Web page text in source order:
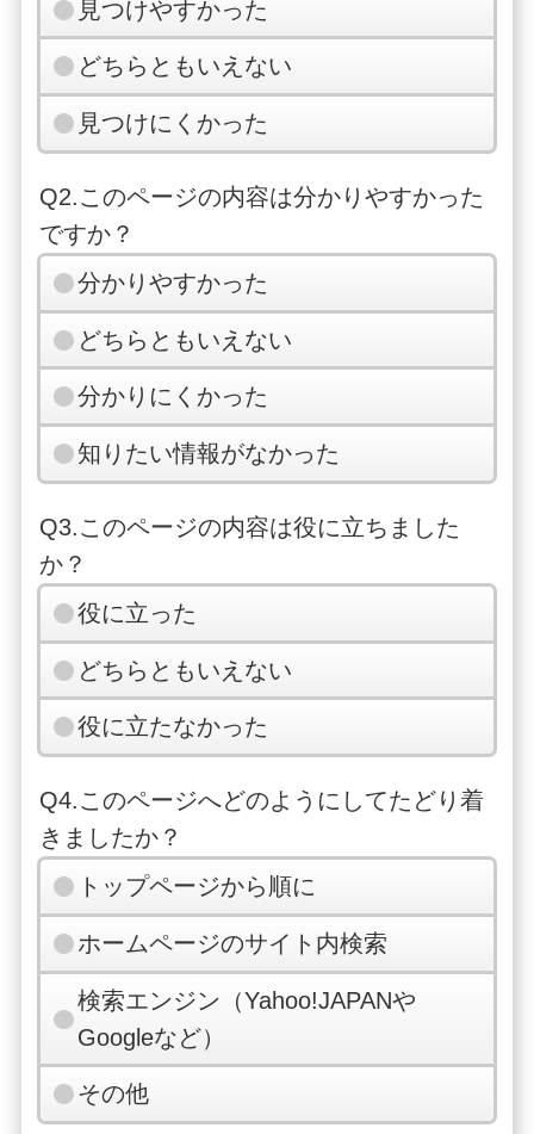
見つけやすかった
どちらともいえない
見つけにくかった
Q2.このページの内容は分かりやすかった
ですか？
分かりやすかった
どちらともいえない
分かりにくかった
知りたい情報がなかった
Q3.このページの内容は役に立ちました
か？
役に立った
どちらともいえない
役に立たなかった
Q4.このページへどのようにしてたどり着
きましたか？
トップページから順に
ホームページのサイト内検索
検索エンジン（Yahoo!JAPANや
Googleなど）
その他